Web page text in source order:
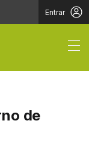
Entrar
de
de